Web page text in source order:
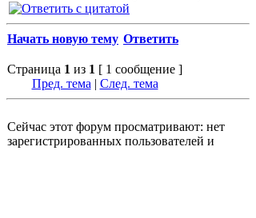
Начать новую тему Ответить
Страница 1 из 1 [ 1 сообщение ]
Пред. тема | След. тема
Сейчас этот форум просматривают: нет
зарегистрированных пользователей и